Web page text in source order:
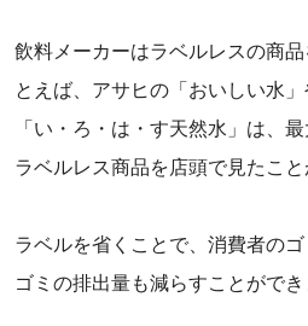
飲料メーカーはラベルレスの商
とえば、アサヒの「おいしい水
「い・ろ・は・す天然水」は、
ラベルレス商品を店頭で見たこと
ラベルを省くことで、消費者のゴ
ゴミの排出量も減らすことができ